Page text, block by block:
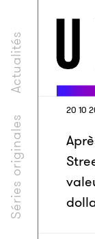
Séries originales
Actualités
20 10